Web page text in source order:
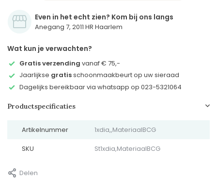
Even in het echt zien? Kom bij ons langs
Anegang 7, 2011 HR Haarlem
Wat kun je verwachten?
Gratis verzending vanaf € 75,-
Jaarlijkse gratisschoonmaakbeurt op uw sieraad
Dagelijks bereikbaar via whatsapp op 023-5321064
Productspecificaties
Artikelnummer 1xdia,,MateriaalBCG
SKU St1xdia,MateriaalBCG
Delen